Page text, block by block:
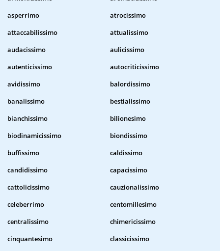
asperrimo
atrocissimo
attaccabilissimo
attualissimo
audacissimo
aulicissimo
autenticissimo
autocriticissimo
avidissimo
balordissimo
banalissimo
bestialissimo
bianchissimo
bilionesimo
biodinamicissimo
biondissimo
buffissimo
caldissimo
candidissimo
capacissimo
cattolicissimo
cauzionalissimo
celeberrimo
centomillesimo
centralissimo
chimericissimo
cinquantesimo
classicissimo